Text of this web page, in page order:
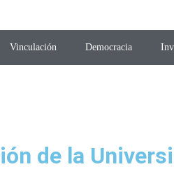
Vinculación Democracia
de la